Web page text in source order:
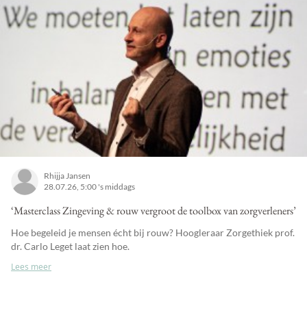
Rhijja Jansen
28.07.26, 5:00 's middags
‘Masterclass Zingeving & rouw vergroot de toolbox van zorgverleners’
Hoe begeleid je mensen écht bij rouw? Hoogleraar Zorgethiek prof.
dr. Carlo Leget laat zien hoe.
Lees meer